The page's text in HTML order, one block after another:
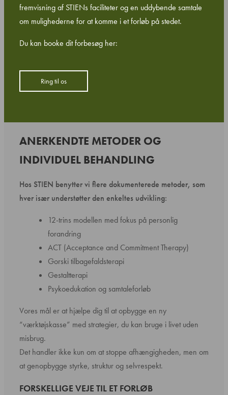
fremvisning af STIENs faciliteter og en uddybende samtale
om mulighederne for at komme i et forløb på stedet.
Du kan booke dit forbesøg her:
Ring til os
ANERKENDTE METODER OG
INDIVIDUEL BEHANDLING
Hos STIEN benytter vi flere dokumenterede metoder, som
hver især understøtter den enkeltes udvikling:
12-trins modellen med fokus på personlig
forandring
ACT (Acceptance and Commitment Therapy)
Gorski tilbagefaldsterapi
Gestaltterapi
Psykoedukation og samtaleforløb
Vores mål er at hjælpe dig til at opbygge en ny
“værktøjskasse” med strategier, du kan bruge i livet uden
misbrug.
Det handler ikke kun om at stoppe afhængigheden, men om
at genopbygge styrke, struktur og selvrespekt.
FORSKELLIGE VEJE TIL ET FORLØB